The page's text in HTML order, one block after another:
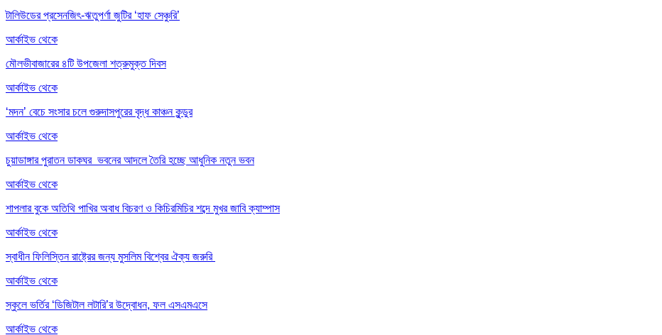
টালিউডের প্রসেনজিৎ-ঋতুপর্ণা জুটির ‘হাফ সেঞ্চুরি’
আর্কাইভ থেকে
মৌলভীবাজারের ৪টি উপজেলা শত্রুমুক্ত দিবস
আর্কাইভ থেকে
‘মদন’ বেচে সংসার চলে গুরুদাসপুরের বৃদ্ধ কাঞ্চন কুন্ডুর
আর্কাইভ থেকে
চুয়াডাঙ্গার পুরাতন ডাকঘর ভবনের আদলে তৈরি হচ্ছে আধুনিক নতুন ভবন
আর্কাইভ থেকে
শাপলার বুকে অতিথি পাখির অবাধ বিচরণ ও কিচিরমিচির শব্দে মুখর জাবি ক্যাম্পাস
আর্কাইভ থেকে
স্বাধীন ফিলিস্তিন রাষ্ট্রের জন্য মুসলিম বিশ্বের ঐক্য জরুরি
আর্কাইভ থেকে
স্কুলে ভর্তির ‘ডিজিটাল লটারি’র উদ্বোধন, ফল এসএমএসে
আর্কাইভ থেকে